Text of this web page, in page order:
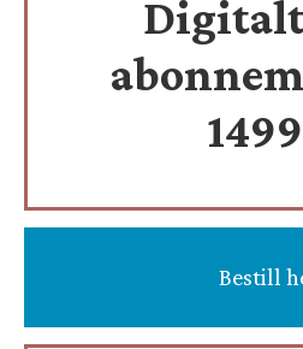
Bestill